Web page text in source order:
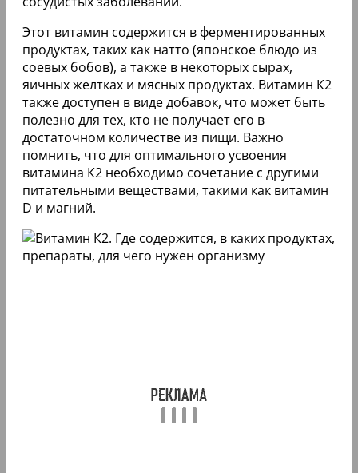
Этот витамин содержится в ферментированных
продуктах, таких как натто (японское блюдо из
соевых бобов), а также в некоторых сырах,
яичных желтках и мясных продуктах. Витамин К2
также доступен в виде добавок, что может быть
полезно для тех, кто не получает его в
достаточном количестве из пищи. Важно
помнить, что для оптимального усвоения
витамина К2 необходимо сочетание с другими
питательными веществами, такими как витамин
D и магний.